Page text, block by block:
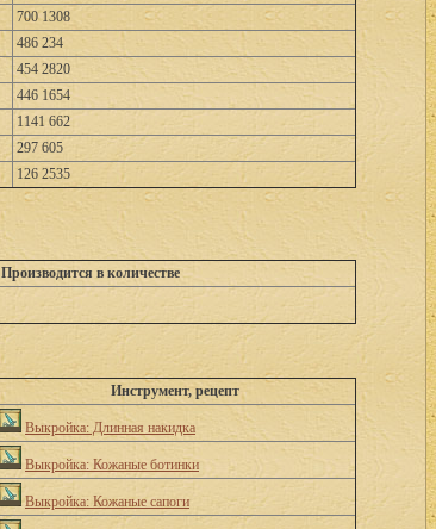
700 1308
486 234
454 2820
446 1654
1141 662
297 605
126 2535
Производится в количестве
Инструмент, рецепт
Выкройка: Длинная накидка
Выкройка: Кожаные ботинки
Выкройка: Кожаные сапоги